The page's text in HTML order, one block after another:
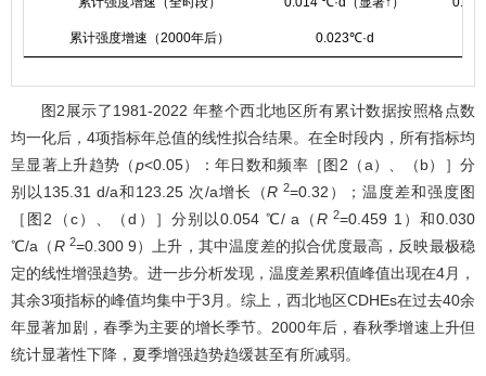
累计强度增速（2000年后） 0.023℃·d
图2 展示了1981-2022 年整个西北地区所有累计数据按照格点数
均一化后，4项指标年总值的线性拟合结果。在全时段内，所有指标均
呈显著上升趋势（p<0.05）：年日数和频率［ 图2 （a）、（b）］分
别以135.31 d/a和123.25 次/a增长（R 2=0.32）；温度差和强度图
［ 图2 （c）、（d）］分别以0.054 ℃/ a（R 2=0.459 1）和0.030
℃/a（R 2=0.300 9）上升，其中温度差的拟合优度最高，反映最极稳
定的线性增强趋势。进一步分析发现，温度差累积值峰值出现在4月，
其余3项指标的峰值均集中于3月。综上，西北地区CDHEs在过去40余
年显著加剧，春季为主要的增长季节。2000年后，春秋季增速上升但
统计显著性下降，夏季增强趋势趋缓甚至有所减弱。